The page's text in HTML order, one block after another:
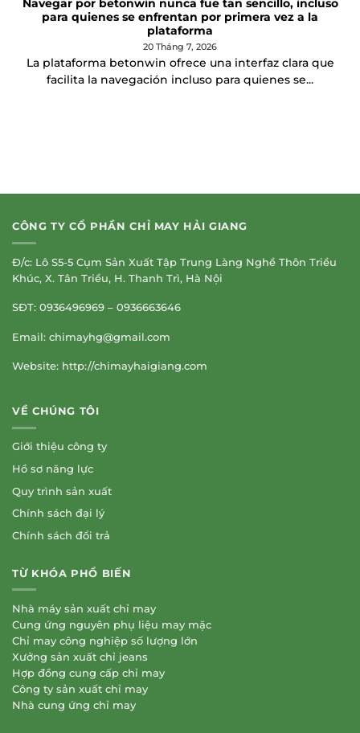
Navegar por betonwin nunca fue tan sencillo, incluso
para quienes se enfrentan por primera vez a la
plataforma
20 Tháng 7, 2026
La plataforma betonwin ofrece una interfaz clara que
facilita la navegación incluso para quienes se...
CÔNG TY CỔ PHẦN CHỈ MAY HẢI GIANG
Đ/c: Lô S5-5 Cụm Sản Xuất Tập Trung Làng Nghề Thôn Triều
Khúc, X. Tân Triều, H. Thanh Trì, Hà Nội
SĐT: 0936496969 – 0936663646
Email: chimayhg@gmail.com
Website: http://chimayhaigiang.com
VỀ CHÚNG TÔI
Giới thiệu công ty
Hồ sơ năng lực
Quy trình sản xuất
Chính sách đại lý
Chính sách đổi trả
TỪ KHÓA PHỔ BIẾN
Nhà máy sản xuất chỉ may
Cung ứng nguyên phụ liệu may mặc
Chỉ may công nghiệp số lượng lớn
Xưởng sản xuất chỉ jeans
Hợp đồng cung cấp chỉ may
Công ty sản xuất chỉ may
Nhà cung ứng chỉ may